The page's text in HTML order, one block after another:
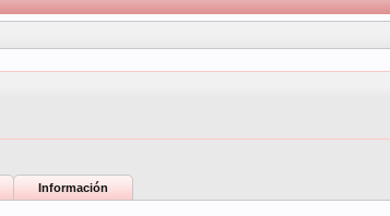
Información